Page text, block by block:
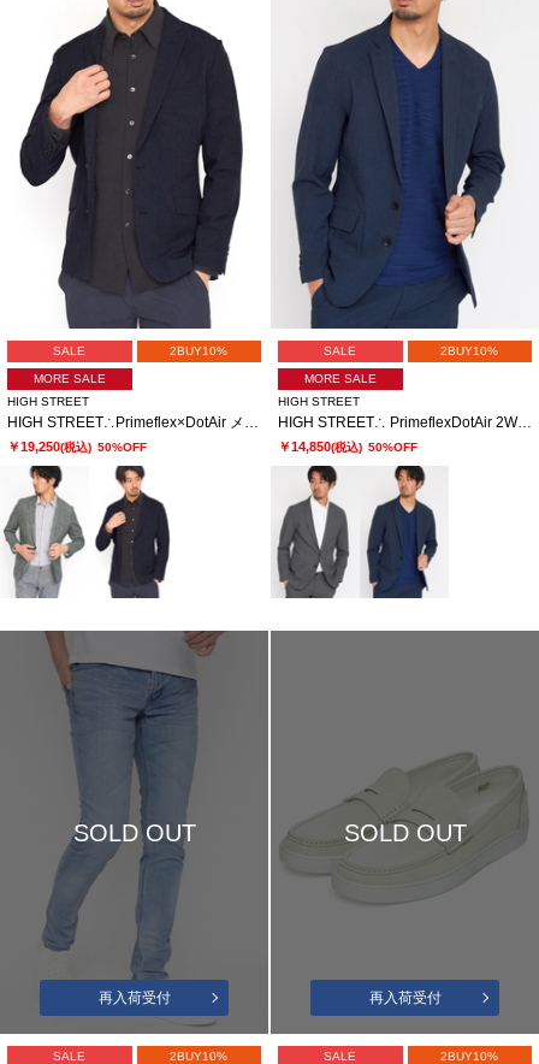
SALE 2BUY10%
MORE SALE
HIGH STREET
￥19,250(税込) 50%OFF
SALE 2BUY10%
MORE SALE
HIGH STREET
HIGH STREET∴ PrimeflexDotAir 2WAYストレッチジャケット
￥14,850(税込) 50%OFF
SOLD OUT
再入荷受付
SALE 2BUY10%
SOLD OUT
再入荷受付
SALE 2BUY10%